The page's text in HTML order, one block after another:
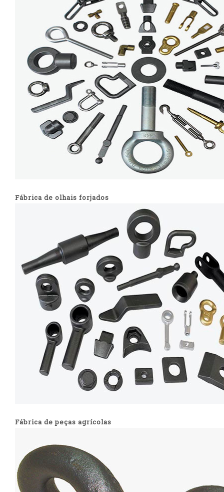
Fábrica de olhais forjados
Fábrica de peças agrícolas